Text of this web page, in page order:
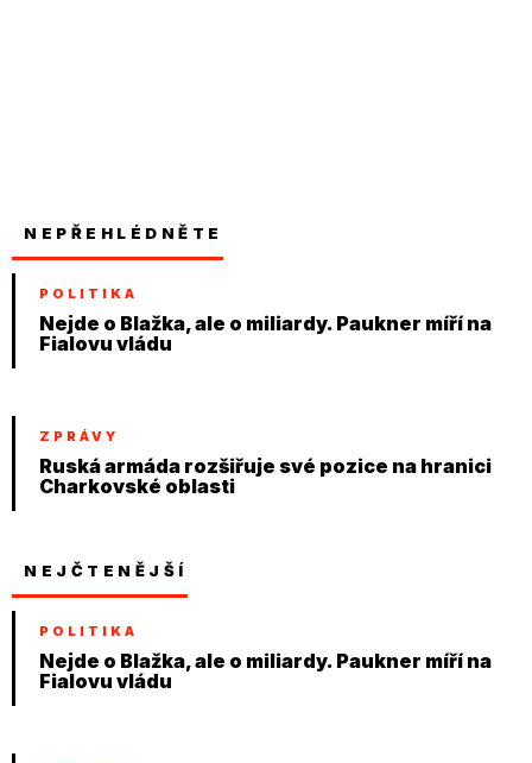
NEPŘEHLÉDNĚTE
POLITIKA
Nejde o Blažka, ale o miliardy. Paukner míří na
Fialovu vládu
ZPRÁVY
Ruská armáda rozšiřuje své pozice na hranici
Charkovské oblasti
NEJČTENĚJŠÍ
POLITIKA
Nejde o Blažka, ale o miliardy. Paukner míří na
Fialovu vládu